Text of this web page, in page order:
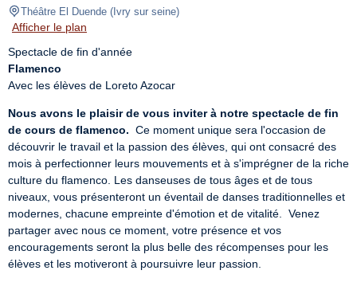
Théâtre El Duende ( Ivry sur seine)
Afficher le plan
Flamenco
Avec les élèves de Loreto Azocar
Nous avons le plaisir de vous inviter à notre spectacle de fin
de cours de flamenco. Ce moment unique sera l'occasion de
découvrir le travail et la passion des élèves, qui ont consacré des
mois à perfectionner leurs mouvements et à s'imprégner de la riche
culture du flamenco. Les danseuses de tous âges et de tous
niveaux, vous présenteront un éventail de danses traditionnelles et
modernes, chacune empreinte d'émotion et de vitalité.  Venez
partager avec nous ce moment, votre présence et vos
encouragements seront la plus belle des récompenses pour les
élèves et les motiveront à poursuivre leur passion.